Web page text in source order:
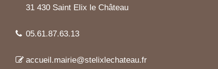
31 430 Saint Elix le Château
05.61.87.63.13
accueil.mairie@stelixlechateau.fr